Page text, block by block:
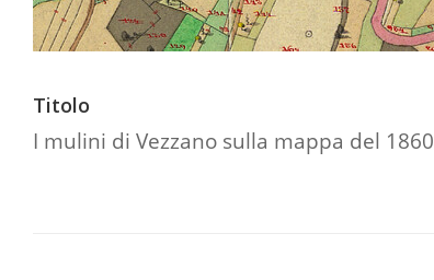
Titolo
I mulini di Vezzano sulla mappa del 1860